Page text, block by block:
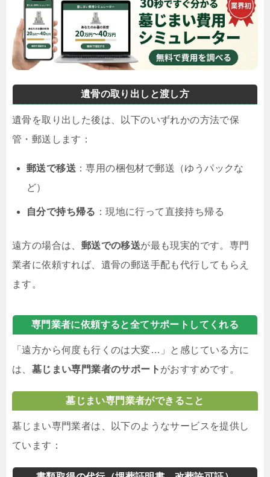
遺骨の取り出しと渡し方
遺骨を取り出した後は、以下のいずれかの方法で保
管・郵送します：
郵送で移送 ：専用の梱包材で郵送（ゆうパックな
ど）
自分で持ち帰る ：現地に行って直接持ち帰る
遠方の場合は、 郵送での移送が最も現実的です。専門
業者に依頼すれば、遺骨の郵送手配も代行してもらえ
ます。
専門業者に依頼すると全てサポートしてくれる
「遠方から何度も行くのは大変…」と感じている方に
は、 墓じまい専門業者のサポート がおすすめです。
墓じまい専門業者ができること
墓じまい専門業者は、以下のようなサービスを提供し
ています：